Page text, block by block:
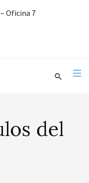
Oficina 7
del